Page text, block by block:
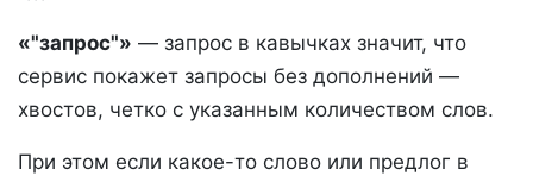
«"запрос"» — запрос в кавычках значит, что
сервис покажет запросы без дополнений —
хвостов, четко с указанным количеством слов.
При этом если какое-то слово или предлог в